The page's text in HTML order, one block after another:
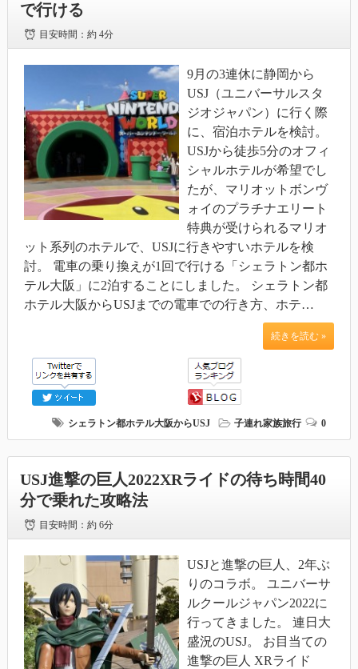
で行ける
目安時間：約 4分
9月の3連休に静岡から
USJ（ユニバーサルスタ
ジオジャパン）に行く際
に、宿泊ホテルを検討。
USJから徒歩5分のオフィ
シャルホテルが希望でし
たが、マリオットボンヴ
ォイのプラチナエリート
特典が受けられるマリオ
ット系列のホテルで、USJに行きやすいホテルを検
討。 電車の乗り換えが1回で行ける「シェラトン都ホ
テル大阪」に2泊することにしました。 シェラトン都
ホテル大阪からUSJまでの電車での行き方、ホテ…
続きを読む »
シェラトン都ホテル大阪からUSJ 子連れ家族旅行 0
USJ進撃の巨人2022XRライドの待ち時間40
分で乗れた攻略法
目安時間：約 6分
USJと進撃の巨人、2年ぶ
りのコラボ。 ユニバーサ
ルクールジャパン2022に
行ってきました。 連日大
盛況のUSJ。 お目当ての
進撃の巨人 XRライド